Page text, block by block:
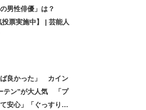
男性俳優」は？
投票実施中】 | 芸能人
ば良かった」 カイン
テン”が大人気 「プ
安心」「ぐっすり眠